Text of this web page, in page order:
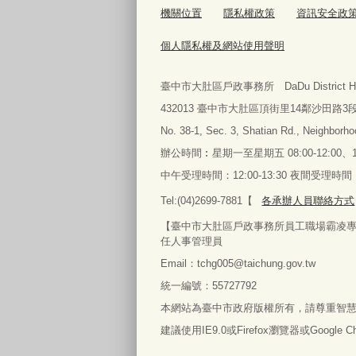
機關位置 隱私權政策 資訊安全政
個人隱私權及網站使用聲明
臺中市大肚區戶政事務所 DaDu District
432013 臺中市大肚區頂街里14鄰沙田路3
No. 38-1, Sec. 3, Shatian Rd.,
辦公時間︰星期一至星期五 08:00-12:00、
中午受理時間：12:00-13:30 夜間受理時
Tel:(04)2699-7881【 各承辦人員聯絡方式
【臺中市大肚區戶政事務所員工職場霸
任人事管理員
Email：tchg005@taichung.gov.tw
統一編號：55727792
本網站為臺中市政府版權所有，請尊重智
建議使用IE9.0或Firefox瀏覽器或Google